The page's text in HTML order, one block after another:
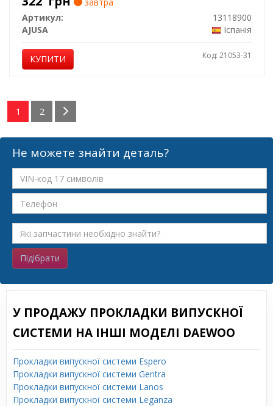
Артикул:
13118900
AJUSA
Іспанія
КУПИТИ Код: 21053-31
1 2
Не можете знайти деталь?
Підібрати
У ПРОДАЖУ ПРОКЛАДКИ ВИПУСКНОЇ
СИСТЕМИ НА ІНШІ МОДЕЛІ DAEWOO
Прокладки випускної системи Espero
Прокладки випускної системи Gentra
Прокладки випускної системи Lanos
Прокладки випускної системи Leganza